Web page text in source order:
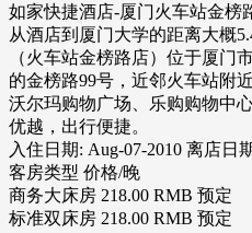
如家快捷酒店-厦门火车站金榜
从酒店到厦门大学的距离大概
（火车站金榜路店）位于厦门
的金榜路99号，近邻火车站附
沃尔玛购物广场、乐购购物中
优越，出行便捷。
入住日期: Aug-07-2010 离店日
客房类型 价格/晚
商务大床房 218.00 RMB 预定
标准双床房 218.00 RMB 预定